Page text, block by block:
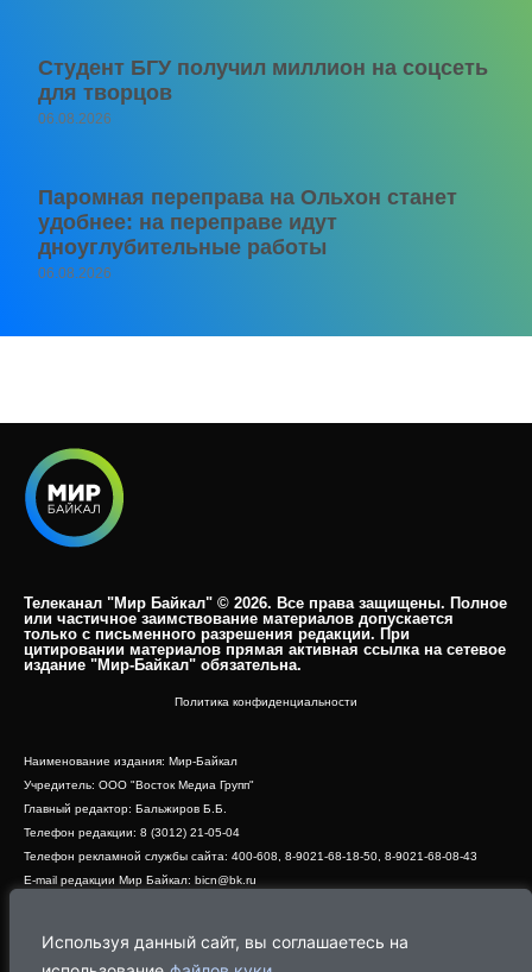
Используя данный сайт, вы соглашаетесь на
Студент БГУ получил миллион на соцсеть
для творцов
06.08.2026
Паромная переправа на Ольхон станет
удобнее: на переправе идут
дноуглубительные работы
06.08.2026
Телеканал "Мир Байкал" © 2026. Все права защищены. Полное
или частичное заимствование материалов допускается
только с письменного разрешения редакции. При
цитировании материалов прямая активная ссылка на сетевое
издание "Мир-Байкал" обязательна.​
Политика конфиденциальности
Наименование издания: Мир-Байкал
Учредитель: ООО "Восток Медиа Групп"
Главный редактор: Бальжиров Б.Б.
Телефон редакции: 8 (3012) 21-05-04
Телефон рекламной службы сайта: 400-608, 8-9021-68-18-50, 8-9021-68-08-43
E-mail редакции Мир Байкал: bicn@bk.ru
Адрес редакции: 670000, г. Улан-Удэ, ул. Профсоюзная, дом 44, офис 1